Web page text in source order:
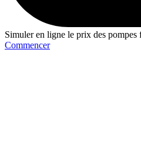
Simuler en ligne le prix des pompes
Commencer